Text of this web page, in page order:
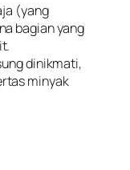
(yang
bagian yang
dinikmati,
minyak